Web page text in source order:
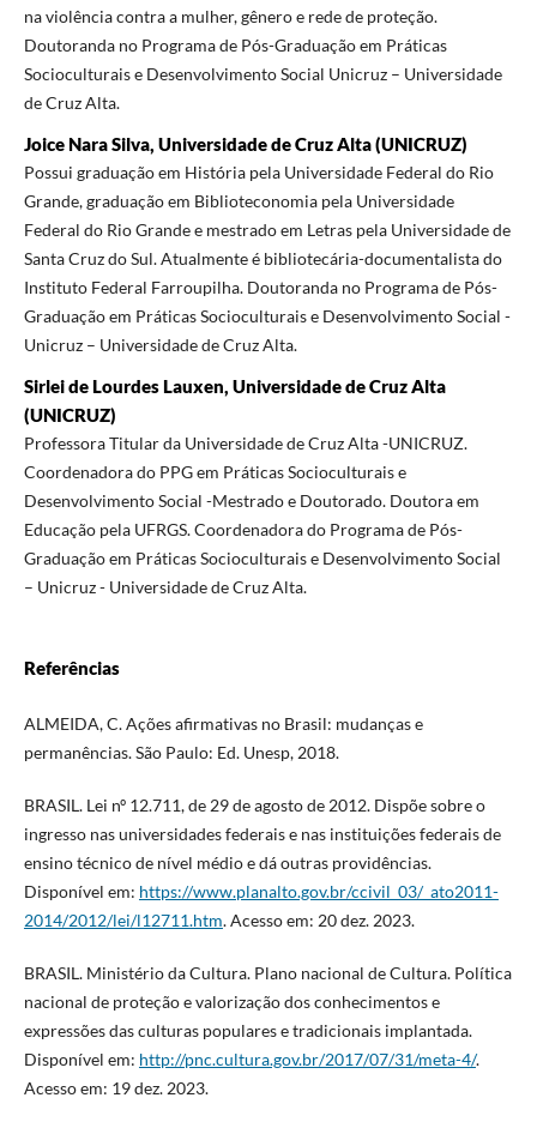
na violência contra a mulher, gênero e rede de proteção.
Doutoranda no Programa de Pós-Graduação em Práticas
Socioculturais e Desenvolvimento Social Unicruz – Universidade
de Cruz Alta.
Joice Nara Silva, Universidade de Cruz Alta (UNICRUZ)
Possui graduação em História pela Universidade Federal do Rio
Grande, graduação em Biblioteconomia pela Universidade
Federal do Rio Grande e mestrado em Letras pela Universidade de
Santa Cruz do Sul. Atualmente é bibliotecária-documentalista do
Instituto Federal Farroupilha. Doutoranda no Programa de Pós-
Graduação em Práticas Socioculturais e Desenvolvimento Social -
Unicruz – Universidade de Cruz Alta.
Sirlei de Lourdes Lauxen, Universidade de Cruz Alta
(UNICRUZ)
Professora Titular da Universidade de Cruz Alta -UNICRUZ.
Coordenadora do PPG em Práticas Socioculturais e
Desenvolvimento Social -Mestrado e Doutorado. Doutora em
Educação pela UFRGS. Coordenadora do Programa de Pós-
Graduação em Práticas Socioculturais e Desenvolvimento Social
– Unicruz - Universidade de Cruz Alta.
Referências
ALMEIDA, C. Ações afirmativas no Brasil: mudanças e
permanências. São Paulo: Ed. Unesp, 2018.
BRASIL. Lei nº 12.711, de 29 de agosto de 2012. Dispõe sobre o
ingresso nas universidades federais e nas instituições federais de
ensino técnico de nível médio e dá outras providências.
Disponível em: https://www.planalto.gov.br/ccivil_03/_ato2011-
2014/2012/lei/l12711.htm. Acesso em: 20 dez. 2023.
BRASIL. Ministério da Cultura. Plano nacional de Cultura. Política
nacional de proteção e valorização dos conhecimentos e
expressões das culturas populares e tradicionais implantada.
Disponível em: http://pnc.cultura.gov.br/2017/07/31/meta-4/.
Acesso em: 19 dez. 2023.